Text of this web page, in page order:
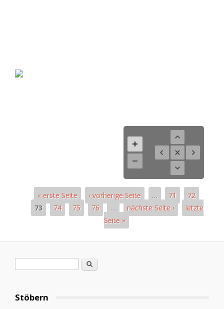
« erste Seite ‹ vorherige Seite … 71
72
73
74 75 76 … nächste Seite ›
letzte
Seite »
Search
Stöbern